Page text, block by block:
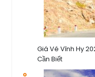
Giá Vé Vĩnh Hy
Cần Biết